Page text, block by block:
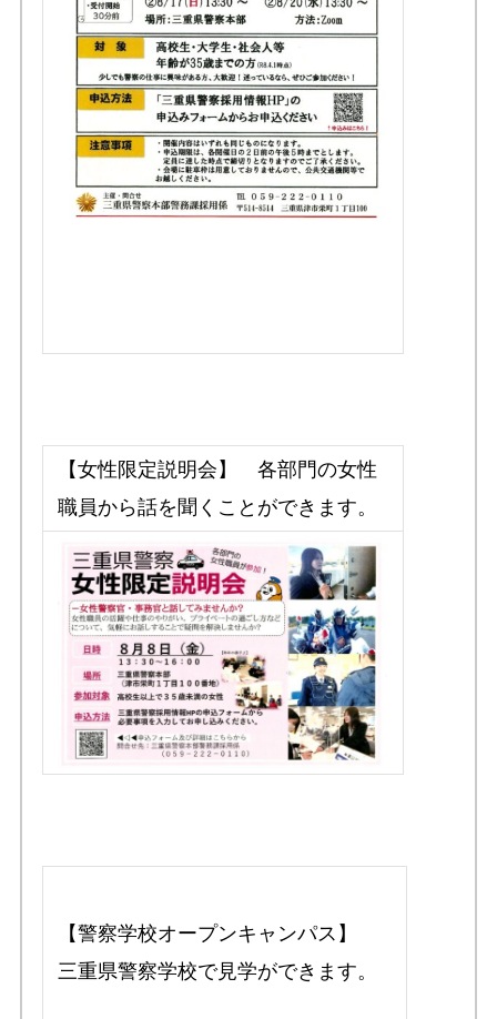
【女性限定説明会】 各部門の女性
職員から話を聞くことができます。
【警察学校オープンキャンパス】
三重県警察学校で見学ができます。